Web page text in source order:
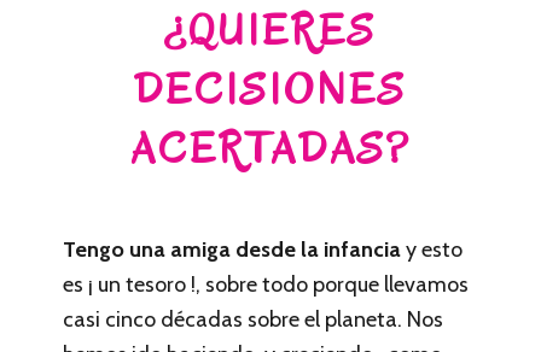
¿QUIERES
DECISIONES
ACERTADAS?
Tengo una amiga desde la infanciay esto
es ¡ un tesoro !, sobre todo porque llevamos
casi cinco décadas sobre el planeta. Nos